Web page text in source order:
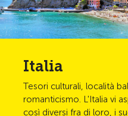
Italia
Tesori culturali, località
romanticismo. L'Italia vi
così diversi fra di loro, i